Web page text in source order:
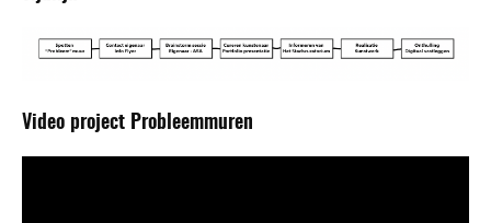
Video project Probleemmuren